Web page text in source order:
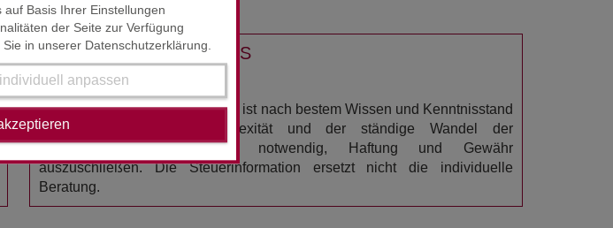
Basis Ihrer Einstellungen
der Seite zur Verfügung
in unserer Datenschutzerklärung.
anpassen
HAFTUNGSAUSSCHLUSS
STAND : MAI / JUNI 2017
Der Inhalt der Steuerinformation ist nach bestem Wissen und Kenntnisstand
erstellt worden. Die Komplexität und der ständige Wandel der
Rechtsmaterie machen es notwendig, Haftung und Gewähr
auszuschließen. Die Steuerinformation ersetzt nicht die individuelle
Beratung.